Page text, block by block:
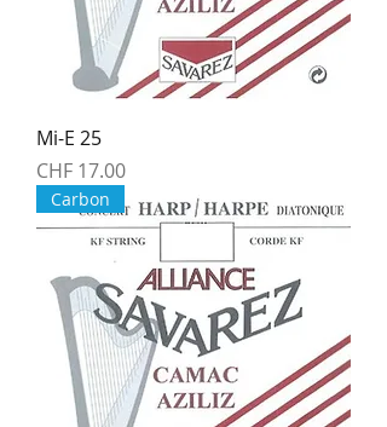
Mi-E 25
Price
CHF 17.00
Carbon